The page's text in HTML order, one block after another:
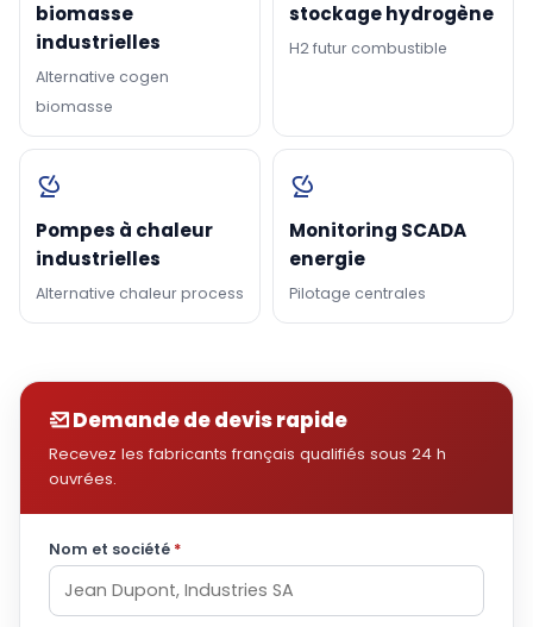
biomasse
industrielles
Alternative cogen
biomasse
stockage hydrogène
H2 futur combustible
Pompes à chaleur
industrielles
Alternative chaleur process
Monitoring SCADA
energie
Pilotage centrales
Demande de devis rapide
Recevez les fabricants français qualifiés sous 24 h
ouvrées.
Nom et société *